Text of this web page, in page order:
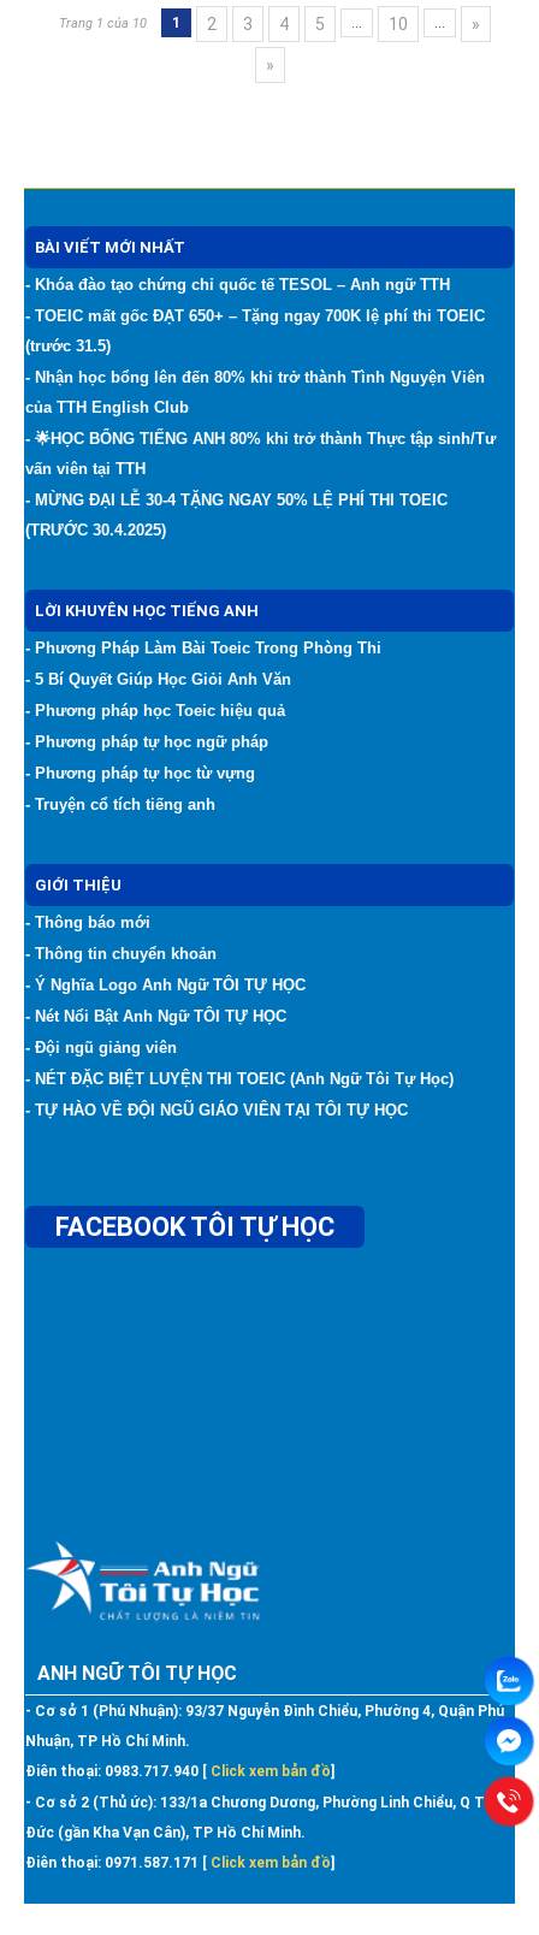
Trang 1 của 10 1 2 3 4 5 ... 10 ... »
»
BÀI VIẾT MỚI NHẤT
- Khóa đào tạo chứng chỉ quốc tế TESOL – Anh ngữ TTH
- TOEIC mất gốc ĐẠT 650+ – Tặng ngay 700K lệ phí thi TOEIC
(trước 31.5)
- Nhận học bổng lên đến 80% khi trở thành Tình Nguyện Viên
của TTH English Club
- 🌟HỌC BỔNG TIẾNG ANH 80% khi trở thành Thực tập sinh/Tư
vấn viên tại TTH
- MỪNG ĐẠI LỄ 30-4 TẶNG NGAY 50% LỆ PHÍ THI TOEIC
(TRƯỚC 30.4.2025)
LỜI KHUYÊN HỌC TIẾNG ANH
- Phương Pháp Làm Bài Toeic Trong Phòng Thi
- 5 Bí Quyết Giúp Học Giỏi Anh Văn
- Phương pháp học Toeic hiệu quả
- Phương pháp tự học ngữ pháp
- Phương pháp tự học từ vựng
- Truyện cổ tích tiếng anh
GIỚI THIỆU
- Thông báo mới
- Thông tin chuyển khoản
- Ý Nghĩa Logo Anh Ngữ TÔI TỰ HỌC
- Nét Nổi Bật Anh Ngữ TÔI TỰ HỌC
- Đội ngũ giảng viên
- NÉT ĐẶC BIỆT LUYỆN THI TOEIC (Anh Ngữ Tôi Tự Học)
- TỰ HÀO VỀ ĐỘI NGŨ GIÁO VIÊN TẠI TÔI TỰ HỌC
FACEBOOK TÔI TỰ HỌC
ANH NGỮ TÔI TỰ HỌC
- Cơ sở 1 (Phú Nhuận): 93/37 Nguyễn Đình Chiểu, Phường 4, Quận Phú
Nhuận, TP Hồ Chí Minh.
Điên thoại: 0983.717.940 [ Click xem bản đồ]
- Cơ sở 2 (Thủ ức): 133/1a Chương Dương, Phường Linh Chiểu, Q Thủ
Đức (gần Kha Vạn Cân), TP Hồ Chí Minh.
Điên thoại: 0971.587.171 [ Click xem bản đồ]